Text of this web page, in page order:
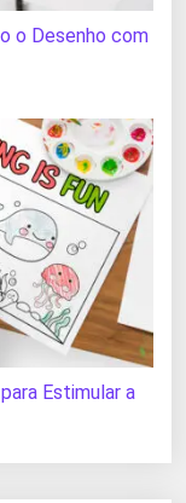
o Desenho com
Estimular a